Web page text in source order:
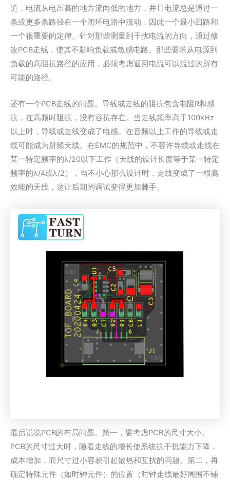
道，电流从电压高的地方流向低的地方，并且电流总是通过一
条或更多条路径在一个闭环电路中流动，因此一个最小回路和
一个很重要的定律。针对那些测量到干扰电流的方向，通过修
改PCB走线，使其不影响负载或敏感电路。那些要求从电源到
负载的高阻抗路径的应用，必须考虑返回电流可以流过的所有
可能的路径。
还有一个PCB走线的问题。导线或走线的阻抗包含电阻R和感
抗，在高频时阻抗，没有容抗存在。当走线频率高于100kHz
以上时，导线或走线变成了电感。在音频以上工作的导线或走
线可能成为射频天线。在EMC的规范中，不容许导线或走线在
某一特定频率的λ/20以下工作（天线的设计长度等于某一特定
频率的λ/4或λ/2），当不小心那么设计时，走线变成了一根高
效能的天线，这让后期的调试变得更加棘手。
最后说说PCB的布局问题。第一，要考虑PCB的尺寸大小。
PCB的尺寸过大时，随着走线的增长使系统抗干扰能力下降，
成本增加，而尺寸过小容易引起散热和互扰的问题。第二，再
确定特殊元件（如时钟元件）的位置（时钟走线最好周围不铺